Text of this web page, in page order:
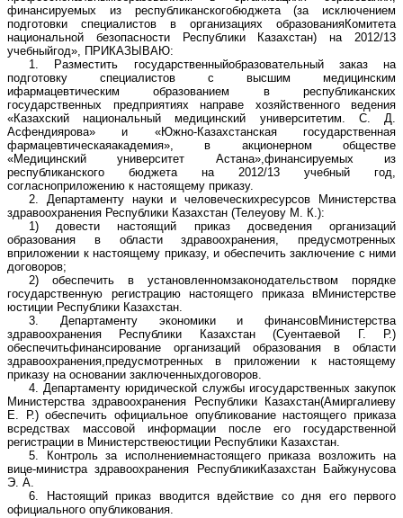
финансируемых из республиканскогобюджета (за исключением
подготовки специалистов в организациях образованияКомитета
национальной безопасности Республики Казахстан) на 2012/13
учебныйгод», ПРИКАЗЫВАЮ:
1. Разместить государственныйобразовательный заказ на
подготовку специалистов с высшим медицинским
ифармацевтическим образованием в республиканских
государственных предприятиях направе хозяйственного ведения
«Казахский национальный медицинский университетим. С. Д.
Асфендиярова» и «Южно-Казахстанская государственная
фармацевтическаяакадемия», в акционерном обществе
«Медицинский университет Астана»,финансируемых из
республиканского бюджета на 2012/13 учебный год,
согласноприложению к настоящему приказу.
2. Департаменту науки и человеческихресурсов Министерства
здравоохранения Республики Казахстан (Телеуову М. К.):
1) довести настоящий приказ досведения организаций
образования в области здравоохранения, предусмотренных
вприложении к настоящему приказу, и обеспечить заключение с ними
договоров;
2) обеспечить в установленномзаконодательством порядке
государственную регистрацию настоящего приказа вМинистерстве
юстиции Республики Казахстан.
3. Департаменту экономики и финансовМинистерства
здравоохранения Республики Казахстан (Суентаевой Г. Р.)
обеспечитьфинансирование организаций образования в области
здравоохранения,предусмотренных в приложении к настоящему
приказу на основании заключенныхдоговоров.
4. Департаменту юридической службы игосударственных закупок
Министерства здравоохранения Республики Казахстан(Амиргалиеву
Е. Р.) обеспечить официальное опубликование настоящего приказа
всредствах массовой информации после его государственной
регистрации в Министерствеюстиции Республики Казахстан.
5. Контроль за исполнениемнастоящего приказа возложить на
вице-министра здравоохранения РеспубликиКазахстан Байжунусова
Э. А.
6. Настоящий приказ вводится вдействие со дня его первого
официального опубликования.